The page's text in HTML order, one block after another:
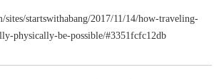
sites/startswithabang/2017/11/14/how-traveling-
physically-be-possible/#3351fcfc12db